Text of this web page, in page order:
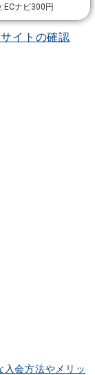
:ECナビ300円
イトの確認
入会方法やメリッ